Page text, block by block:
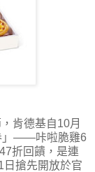
肯德基自10月
」——咔啦脆雞6
折回饋，是連
搶先開放於官